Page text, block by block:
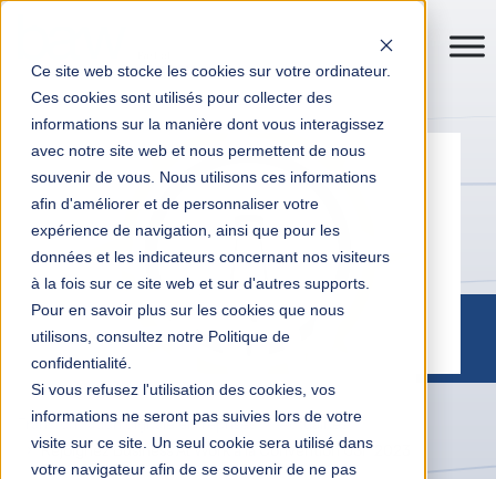
Ce site web stocke les cookies sur votre ordinateur.
Ces cookies sont utilisés pour collecter des
informations sur la manière dont vous interagissez
avec notre site web et nous permettent de nous
souvenir de vous. Nous utilisons ces informations
afin d'améliorer et de personnaliser votre
expérience de navigation, ainsi que pour les
données et les indicateurs concernant nos visiteurs
à la fois sur ce site web et sur d'autres supports.
Pour en savoir plus sur les cookies que nous
utilisons, consultez notre Politique de
confidentialité.
Si vous refusez l'utilisation des cookies, vos
informations ne seront pas suivies lors de votre
visite sur ce site. Un seul cookie sera utilisé dans
votre navigateur afin de se souvenir de ne pas
Transformation digitale entreprises
Actualités
Rejoignez Business At Work à la Convention USF 2023